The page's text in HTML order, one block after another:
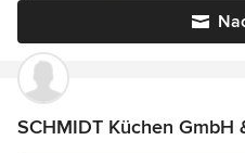
SCHMIDT Küchen GmbH